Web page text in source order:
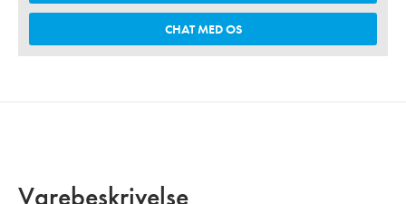
CHAT MED OS
Varebeskrivelse